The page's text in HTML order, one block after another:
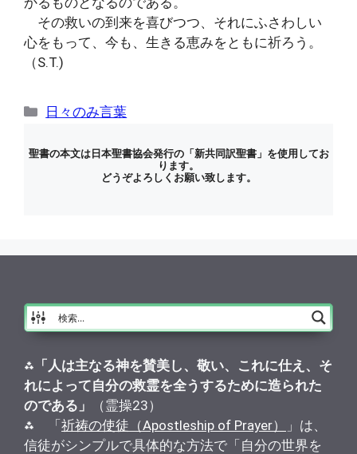
その救いの到来を喜びつつ、それにふさわしい
心をもって、今も、生きる恵みをともに祈ろう。
（S.T.)
カ
ゴ
日々のみ言葉
聖書の本文は日本聖書協会発行の「新共同訳聖書」を使用してお
ります。
どうぞよろしくお願い致します。
⁂ 「人は主なる神を賛美し、敬い、これに仕え、そ
れによって自分の救霊を全うするために造られた
のである」
（霊操23）
⁂ 「祈祷の使徒（Apostleship of Prayer）
」は、
信徒がシンプルで具体的な方法で「自分の世界を